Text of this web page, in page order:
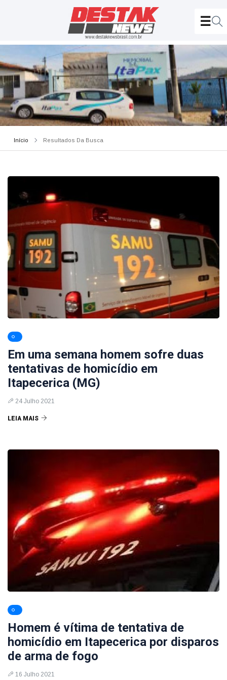
Início Resultados Da Busca
Em uma semana homem sofre duas
tentativas de homicídio em
Itapecerica (MG)
24 Julho 2021
LEIA MAIS
Homem é vítima de tentativa de
homicídio em Itapecerica por disparos
de arma de fogo
16 Julho 2021